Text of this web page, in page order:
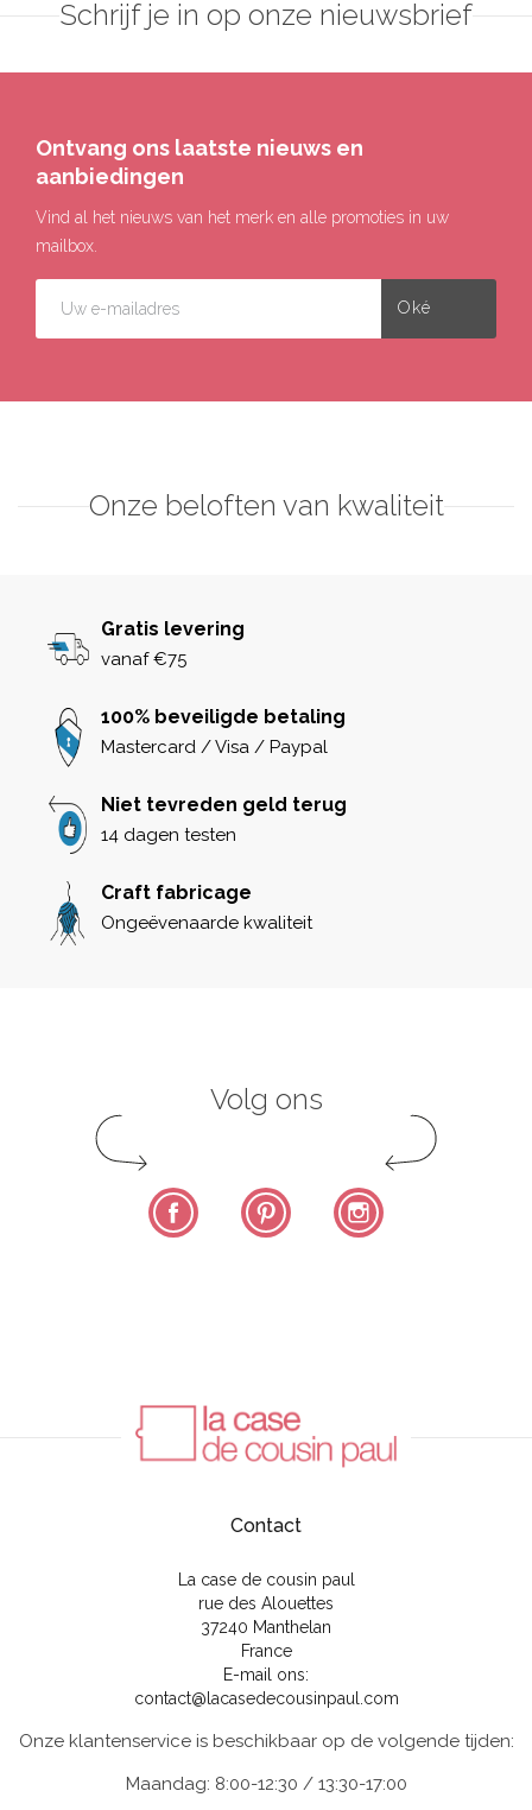
Schrijf je in op onze nieuwsbrief
Ontvang ons laatste nieuws en
aanbiedingen
Vind al het nieuws van het merk en alle promoties in uw
mailbox.
Onze beloften van kwaliteit
Gratis levering
vanaf €75
100% beveiligde betaling
Mastercard / Visa / Paypal
Niet tevreden geld terug
14 dagen testen
Craft fabricage
Ongeëvenaarde kwaliteit
Volg ons
Facebook Pinterest
Contact
La case de cousin paul
rue des Alouettes
37240 Manthelan
France
E-mail ons:
contact@lacasedecousinpaul.com
Onze klantenservice is beschikbaar op de volgende tijden:
Maandag: 8:00-12:30 / 13:30-17:00